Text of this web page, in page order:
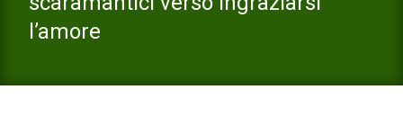
l’amore